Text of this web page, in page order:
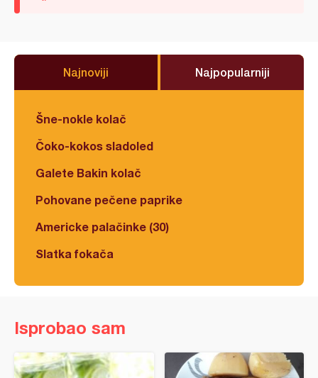
Najnoviji Najpopularniji
Šne-nokle kolač
Čoko-kokos sladoled
Galete Bakin kolač
Pohovane pečene paprike
Americke palačinke (30)
Slatka fokača
Isprobao sam